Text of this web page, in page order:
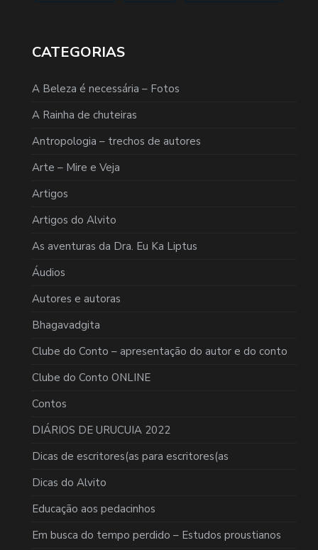
CATEGORIAS
A Beleza é necessária – Fotos
A Rainha de chuteiras
Antropologia – trechos de autores
Arte – Mire e Veja
Artigos
Artigos do Alvito
As aventuras da Dra. Eu Ka Liptus
Áudios
Autores e autoras
Bhagavadgita
Clube do Conto – apresentação do autor e do conto
Clube do Conto ONLINE
Contos
DIÁRIOS DE URUCUIA 2022
Dicas de escritores(as para escritores(as
Dicas do Alvito
Educação aos pedacinhos
Em busca do tempo perdido – Estudos proustianos